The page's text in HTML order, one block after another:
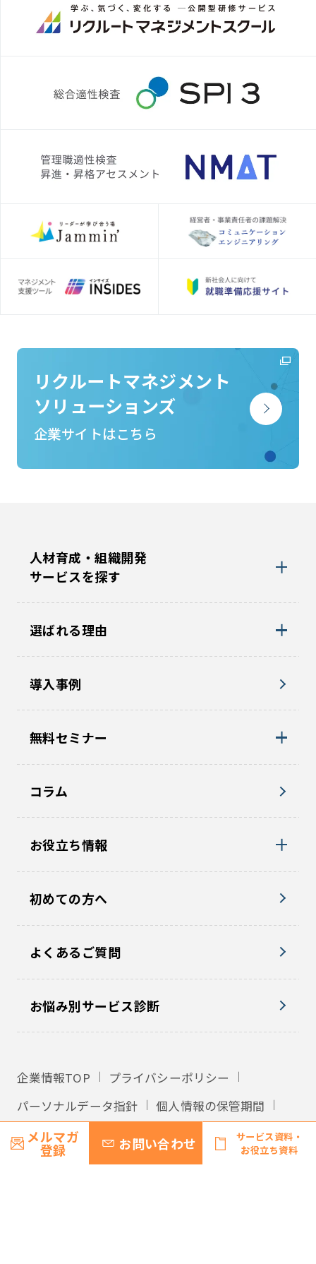
リクルートマネジメント
ソリューションズ
企業サイトはこちら
メルマガ
登録 お問い合わせ
サービス資料・
お役立ち資料
人材育成・組織開発
サービスを探す
選ばれる理由
導入事例
無料セミナー
コラム
お役立ち情報
初めての方へ
よくあるご質問
お悩み別サービス診断
企業情報TOP
プライバシーポリシー
パーソナルデータ指針
個人情報の保管期間
外国への個人情報の提供
利用規約
サイトマップ